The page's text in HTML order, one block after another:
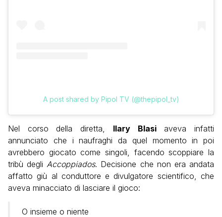
A post shared by Pipol TV (@thepipol_tv)
Nel corso della diretta, Ilary Blasiaveva infatti
annunciato che i naufraghi da quel momento in poi
avrebbero giocato come singoli, facendo scoppiare la
tribù degli Accoppiados. Decisione che non era andata
affatto giù al conduttore e divulgatore scientifico, che
aveva minacciato di lasciare il gioco:
O insieme o niente